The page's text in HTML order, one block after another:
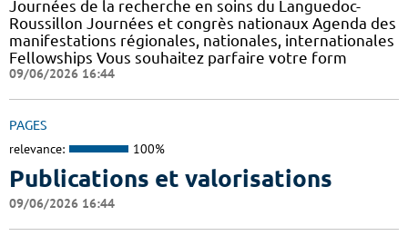
Journées de la recherche en soins du Languedoc-
Roussillon Journées et congrès nationaux Agenda des
manifestations régionales, nationales, internationales
Fellowships Vous souhaitez parfaire votre form
09/06/2026 16:44
PAGES
relevance: 100%
Publications et valorisations
09/06/2026 16:44